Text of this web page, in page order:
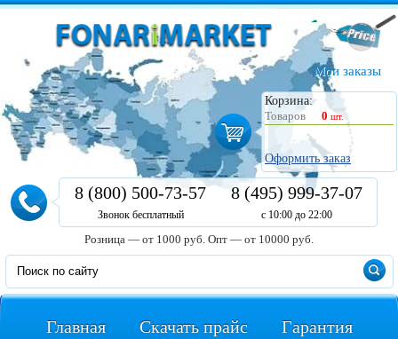
Мои заказы
Корзина:
Товаров
0 шт.
Оформить заказ
8 (800) 500-73-57
Звонок бесплатный
8 (495) 999-37-07
с 10:00 до 22:00
Розница — от 1000 руб. Опт — от 10000 руб.
Главная Скачать прайс Гарантия